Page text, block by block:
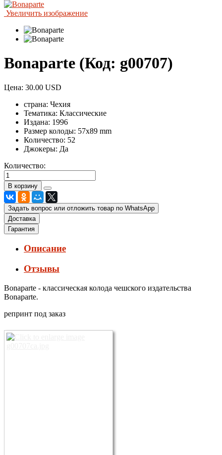
Увеличить изображение
Bonaparte (Код: g00707)
Цена: 30.00 USD
страна: Чехия
Тематика: Классические
Издана: 1996
Размер колоды: 57x89 mm
Количество: 52
Джокеры: Да
Количество:
Задать вопрос или отложить товар по WhatsApp
Доставка
Гарантия
Описание
Отзывы
Bonaparte - классическая колода чешского издательства
Bonaparte.
репринт под заказ